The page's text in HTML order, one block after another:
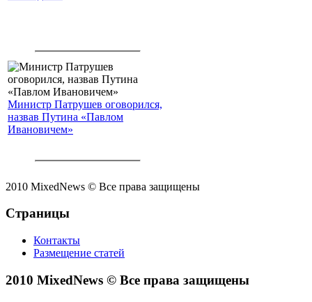
Министр Патрушев оговорился,
назвав Путина «Павлом
Ивановичем»
2010 MixedNews © Все права защищены
Страницы
Контакты
Размещение статей
2010 MixedNews © Все права защищены